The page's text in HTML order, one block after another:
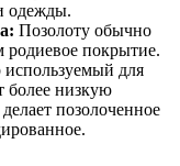
одежды.
Позолоту обычно
родиевое покрытие.
используемый для
более низкую
позолоченное